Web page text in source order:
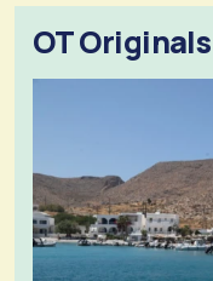
OT Originals